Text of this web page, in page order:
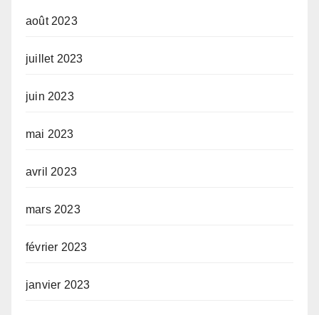
août 2023
juillet 2023
juin 2023
mai 2023
avril 2023
mars 2023
février 2023
janvier 2023